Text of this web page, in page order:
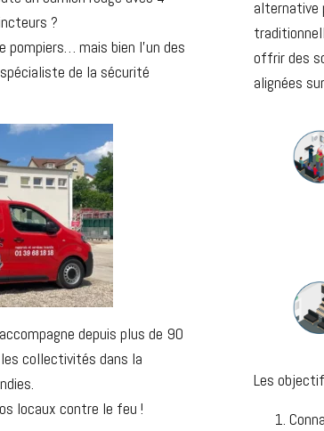
?
pompiers… mais bien l’un des
de la sécurité
depuis plus de 90
collectivités dans la
locaux contre le feu !
alternative
offrir des
alignées
Les